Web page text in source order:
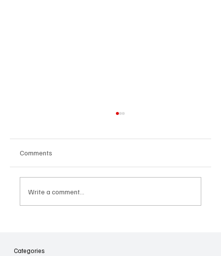
նվիրում որոշում
Comments
Write a comment...
Categories